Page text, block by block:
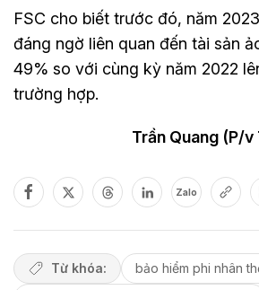
FSC cho biết trước đó, năm
đáng ngờ liên quan đến tài sản
49% so với cùng kỳ năm 2022
trường hợp.
Trần Quang (P/
Zalo
Từ khóa: bảo hiểm phi nhân